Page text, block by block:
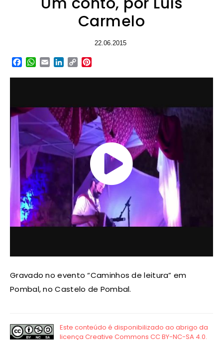
Carmelo
22.06.2015
Facebook
WhatsApp
EmailLinkedIn
Copy
Gravado no evento “Caminhos de leitura” em
Pombal, no Castelo de Pombal.